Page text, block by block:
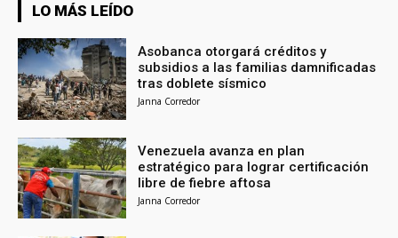
LO MÁS LEÍDO
Asobanca otorgará créditos y
subsidios a las familias damnificadas
tras doblete sísmico
Janna Corredor
Venezuela avanza en plan
estratégico para lograr certificación
libre de fiebre aftosa
Janna Corredor